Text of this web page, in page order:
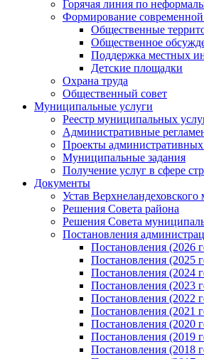
Горячая линия по
Формирование современной
Общественные
Общественное
Поддержка местных
Детские площадки
Охрана труда
Общественный совет
Муниципальные услуги
Реестр муниципальных
Административные
Проекты административных
Муниципальные задания
Получение услуг в сфере
Документы
Устав
Решения Совета района
Решения Совета
Постановления
Постановления (2026
Постановления (2025
Постановления (2024
Постановления (2023
Постановления (2022
Постановления (2021
Постановления (2020
Постановления (2019
Постановления (2018